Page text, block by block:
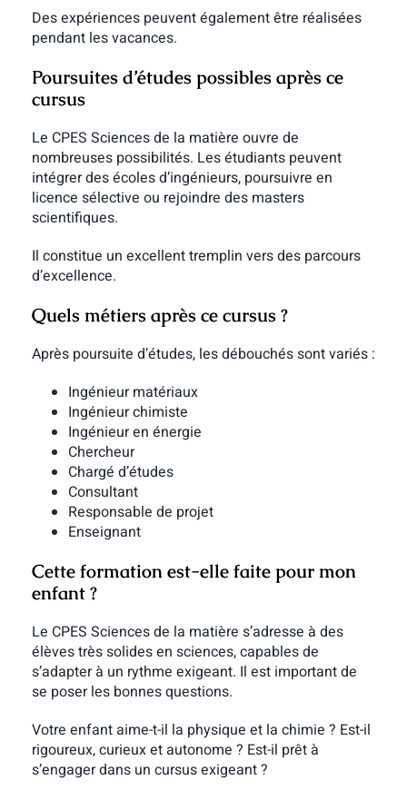
Des expériences peuvent également être réalisées
pendant les vacances.
Poursuites d’études possibles après ce
cursus
Le CPES Sciences de la matière ouvre de
nombreuses possibilités. Les étudiants peuvent
intégrer des écoles d’ingénieurs, poursuivre en
licence sélective ou rejoindre des masters
scientifiques.
Il constitue un excellent tremplin vers des parcours
d’excellence.
Quels métiers après ce cursus ?
Après poursuite d’études, les débouchés sont variés :
Ingénieur matériaux
Ingénieur chimiste
Ingénieur en énergie
Chercheur
Chargé d’études
Consultant
Responsable de projet
Enseignant
Cette formation est-elle faite pour mon
enfant ?
Le CPES Sciences de la matière s’adresse à des
élèves très solides en sciences, capables de
s’adapter à un rythme exigeant. Il est important de
se poser les bonnes questions.
Votre enfant aime-t-il la physique et la chimie ? Est-il
rigoureux, curieux et autonome ? Est-il prêt à
s’engager dans un cursus exigeant ?